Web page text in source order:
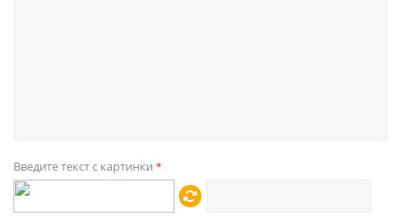
Введите текст с картинки *